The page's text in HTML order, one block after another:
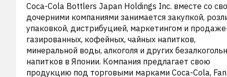
Coca-Cola Bottlers Japan Holdings Inc. вместе со
дочерними компаниями занимается закупкой,
упаковкой, дистрибуцией, маркетингом и
газированных, кофейных, чайных напитков,
минеральной воды, алкоголя и других
напитков в Японии. Компания предлагает свою
продукцию под торговыми марками Coca-Cola,